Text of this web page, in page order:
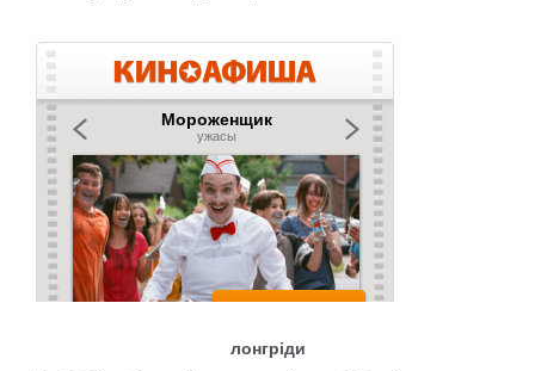
лонгріди